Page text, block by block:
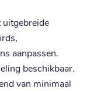
uitgebreide
aanpassen.
beschikbaar.
van minimaal